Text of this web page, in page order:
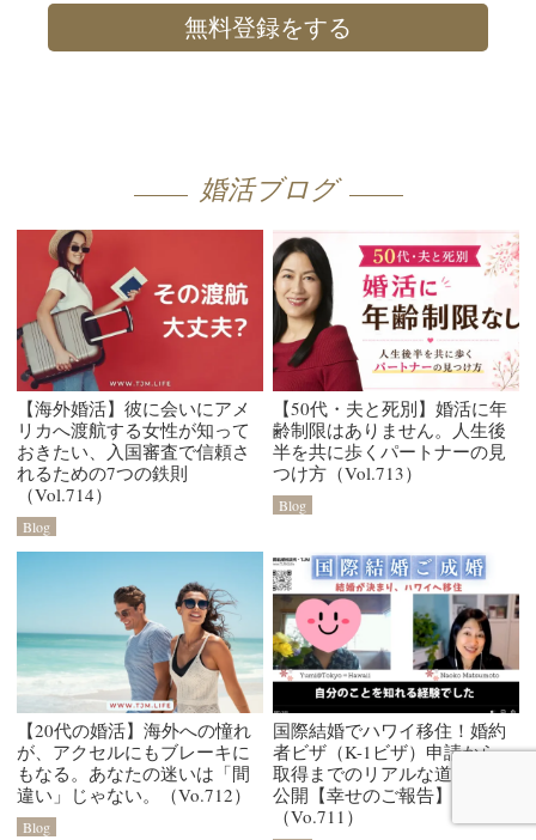
無料登録をする
婚活ブログ
【海外婚活】彼に会いにアメ
リカへ渡航する女性が知って
おきたい、入国審査で信頼さ
れるための7つの鉄則
（Vol.714）
Blog
【50代・夫と死別】婚活に年
齢制限はありません。人生後
半を共に歩くパートナーの見
つけ方（Vol.713）
Blog
【20代の婚活】海外への憧れ
が、アクセルにもブレーキに
もなる。あなたの迷いは「間
違い」じゃない。（Vo.712）
Blog
国際結婚でハワイ移住！婚約
者ビザ（K-1ビザ）申請から
取得までのリアルな道のりを
公開【幸せのご報告】
（Vo.711）